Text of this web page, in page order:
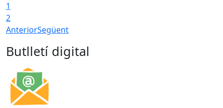
1
2
AnteriorSegüent
Butlletí digital